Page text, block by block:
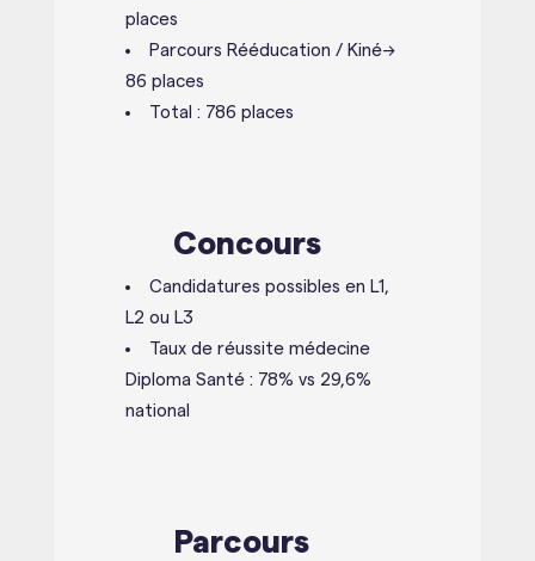
places
Parcours Rééducation / Kiné→
86 places
Total : 786 places
Concours
Candidatures possibles en L1,
L2 ou L3
Taux de réussite médecine
Diploma Santé : 78% vs 29,6%
national
Parcours